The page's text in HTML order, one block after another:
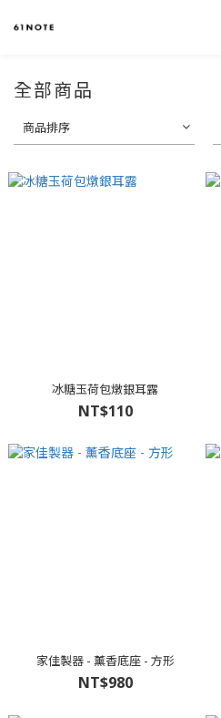
全部商品
商品排序
冰糖玉荷包燉銀耳露
NT$110
家佳製器 - 薰香底座 - 方形
NT$980